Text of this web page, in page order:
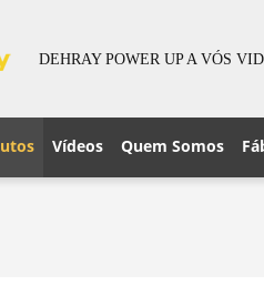
DEHRAY POWER UP A VÓS
Vídeos Quem Somos